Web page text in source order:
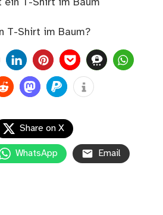
ein T-Shirt im Baum
T-Shirt im Baum?
0
Share on X
WhatsApp Email